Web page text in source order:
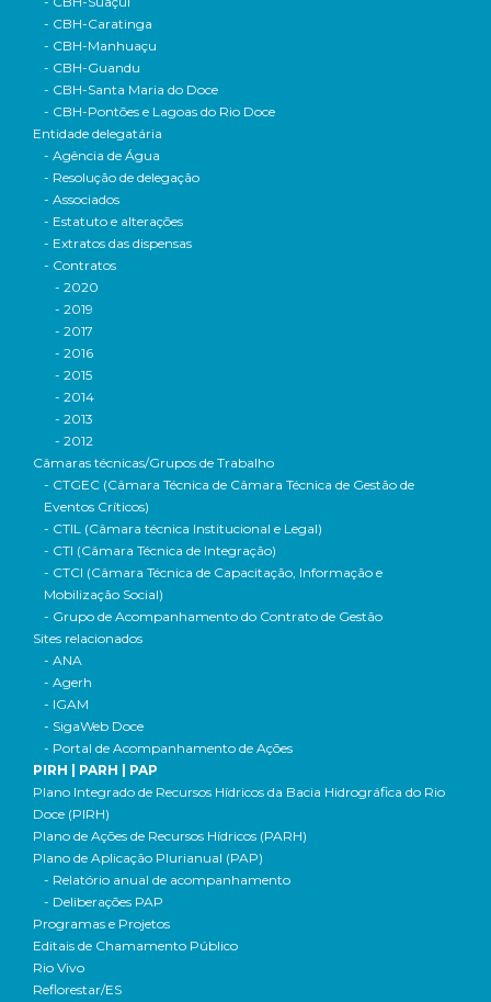
- CBH-Caratinga
- CBH-Manhuaçu
- CBH-Guandu
- CBH-Santa Maria do Doce
- CBH-Pontões e Lagoas do Rio Doce
Entidade delegatária
- Agência de Água
- Resolução de delegação
- Associados
- Estatuto e alterações
- Extratos das dispensas
- Contratos
- 2020
- 2019
- 2017
- 2016
- 2015
- 2014
- 2013
- 2012
Câmaras técnicas/Grupos de Trabalho
- CTGEC (Câmara Técnica de Câmara Técnica de Gestão de
Eventos Críticos)
- CTIL (Câmara técnica Institucional e Legal)
- CTI (Câmara Técnica de Integração)
- CTCI (Câmara Técnica de Capacitação, Informação e
Mobilização Social)
- Grupo de Acompanhamento do Contrato de Gestão
Sites relacionados
- ANA
- Agerh
- IGAM
- SigaWeb Doce
- Portal de Acompanhamento de Ações
PIRH | PARH | PAP
Plano Integrado de Recursos Hídricos da Bacia Hidrográfica do Rio
Doce (PIRH)
Plano de Ações de Recursos Hídricos (PARH)
Plano de Aplicação Plurianual (PAP)
- Relatório anual de acompanhamento
- Deliberações PAP
Programas e Projetos
Editais de Chamamento Público
Rio Vivo
Reflorestar/ES